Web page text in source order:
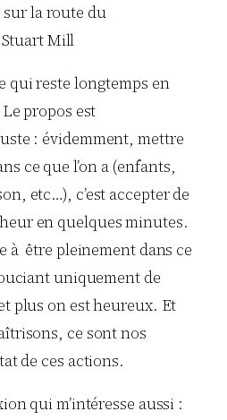
sur la route du
Mill
qui reste longtemps en
propos est
: évidemment, mettre
ce que l’on a (enfants,
etc…), c’est accepter de
en quelques minutes.
à être pleinement dans ce
uniquement de
plus on est heureux. Et
ce sont nos
de ces actions.
qui m’intéresse aussi :